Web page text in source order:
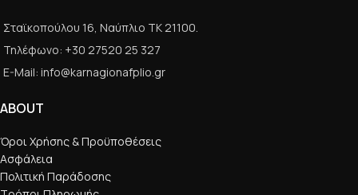
Σταϊκοπούλου 16, Ναύπλιο ΤΚ 21100.
Τηλέφωνο: +30 27520 25 327
E-Mail: info@karnagionafplio.gr
ABOUT
Όροι Χρήσης & Προϋποθέσεις
Ασφάλεια
Πολιτική Παράδοσης